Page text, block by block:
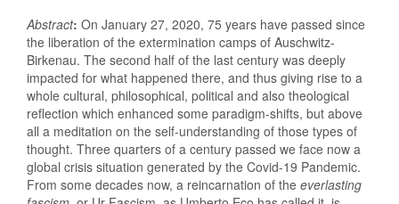
Abstract: On January 27, 2020, 75 years have passed since
the liberation of the extermination camps of Auschwitz-
Birkenau. The second half of the last century was deeply
impacted for what happened there, and thus giving rise to a
whole cultural, philosophical, political and also theological
reflection which enhanced some paradigm-shifts, but above
all a meditation on the self-understanding of those types of
thought. Three quarters of a century passed we face now a
global crisis situation generated by the Covid-19 Pandemic.
From some decades now, a reincarnation of the everlasting